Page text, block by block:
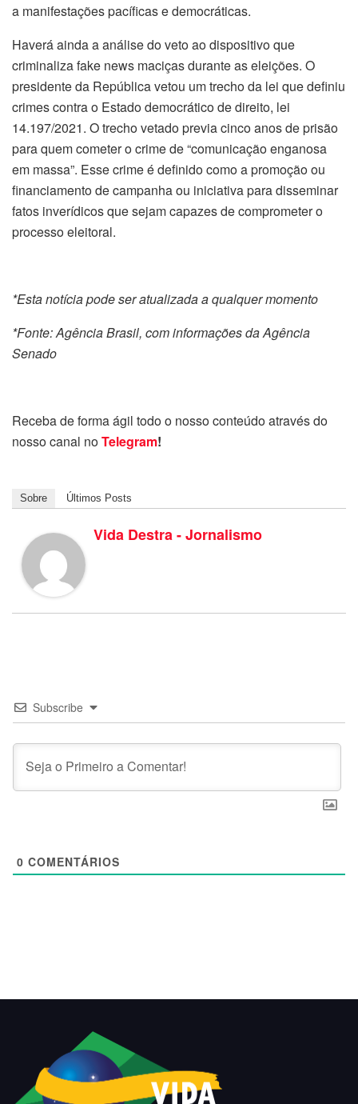
a manifestações pacíficas e democráticas.
Haverá ainda a análise do veto ao dispositivo que
criminaliza fake news maciças durante as eleições. O
presidente da República vetou um trecho da lei que definiu
crimes contra o Estado democrático de direito, lei
14.197/2021. O trecho vetado previa cinco anos de prisão
para quem cometer o crime de “comunicação enganosa
em massa”. Esse crime é definido como a promoção ou
financiamento de campanha ou iniciativa para disseminar
fatos inverídicos que sejam capazes de comprometer o
processo eleitoral.
*Esta notícia pode ser atualizada a qualquer momento
*Fonte: Agência Brasil, com informações da Agência
Senado
Receba de forma ágil todo o nosso conteúdo através do
nosso canal noTelegram!
Sobre Últimos Posts
Vida Destra - Jornalismo
Subscribe
0 COMENTÁRIOS